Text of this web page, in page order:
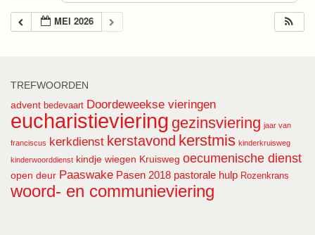
MEI 2026
TREFWOORDEN
advent bedevaart Doordeweekse vieringen
eucharistieviering gezinsviering jaar van
franciscus kerkdienst kerstavond kerstmis kinderkruisweg
kinderwoorddienst kindje wiegen Kruisweg oecumenische dienst
open deur Paaswake Pasen 2018 pastorale hulp Rozenkrans
woord- en communieviering